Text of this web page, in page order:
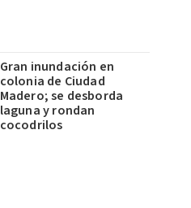
Gran inundación en
colonia de Ciudad
Madero; se desborda
laguna y rondan
cocodrilos